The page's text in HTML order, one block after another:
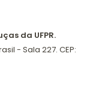
da UFPR.
- Sala 227. CEP: